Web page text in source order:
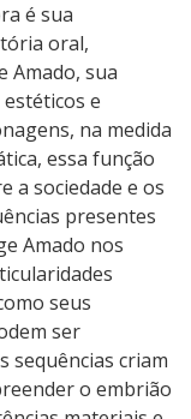
é sua
oral,
Amado, sua
e
na medida
essa função
a sociedade e os
presentes
Amado nos
seus
ser
sequências criam
o embrião